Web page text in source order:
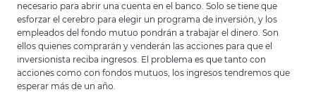
necesario para abrir una cuenta en el banco. Solo se tiene que
esforzar el cerebro para elegir un programa de inversión, y los
empleados del fondo mutuo pondrán a trabajar el dinero. Son
ellos quienes comprarán y venderán las acciones para que el
inversionista reciba ingresos. El problema es que tanto con
acciones como con fondos mutuos, los ingresos tendremos que
esperar más de un año.